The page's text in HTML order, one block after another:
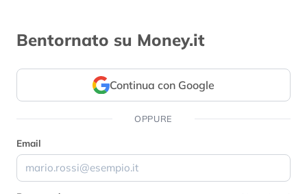
Bentornato su Money.it
Continua con Google
OPPURE
Email